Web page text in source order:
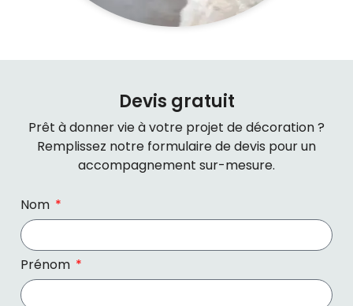
Devis gratuit
Prêt à donner vie à votre projet de décoration ?
Remplissez notre formulaire de devis pour un
accompagnement sur-mesure.
Nom
Prénom